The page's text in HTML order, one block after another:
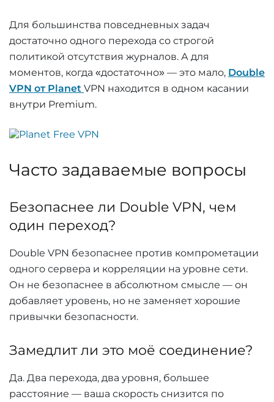
Для большинства повседневных задач
достаточно одного перехода со строгой
политикой отсутствия журналов. А для
моментов, когда «достаточно» — это мало, Double
VPN от Planet VPN находится в одном касании
внутри Premium.
Часто задаваемые вопросы
Безопаснее ли Double VPN, чем
один переход?
Double VPN безопаснее против компрометации
одного сервера и корреляции на уровне сети.
Он не безопаснее в абсолютном смысле — он
добавляет уровень, но не заменяет хорошие
привычки безопасности.
Замедлит ли это моё соединение?
Да. Два перехода, два уровня, большее
расстояние — ваша скорость снизится по